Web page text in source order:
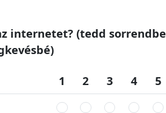
internetet? (tedd sorrendbe
1 2 3 4 5